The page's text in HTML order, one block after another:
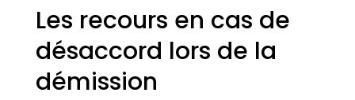
Les recours en cas de
désaccord lors de la
démission